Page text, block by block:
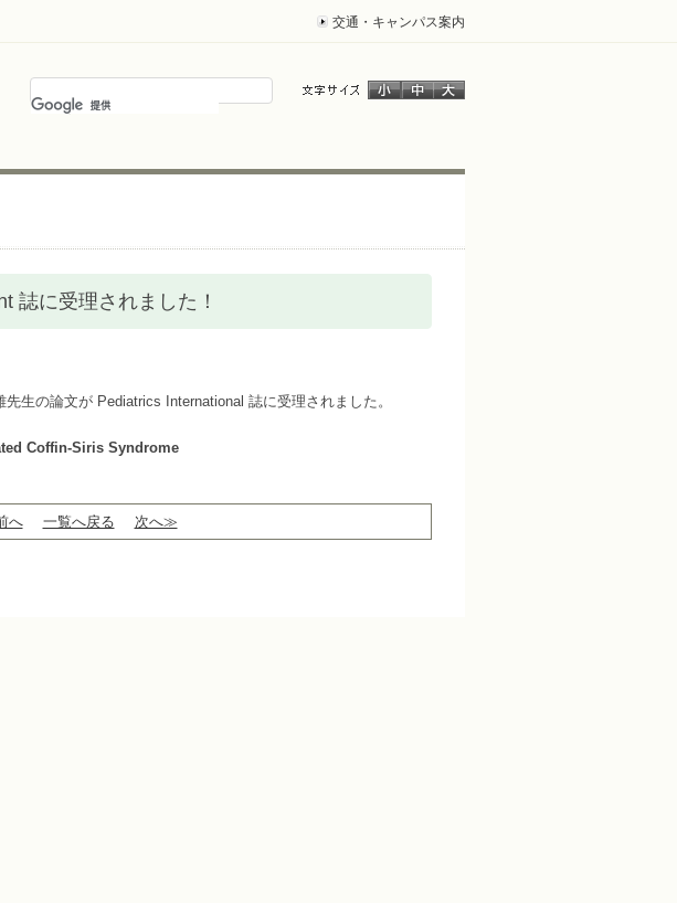
交通・キャンパス案内
誌に受理されました！
生の論文が Pediatrics International 誌に受理されました。
Coffin-Siris Syndrome
へ 一覧へ戻る 次へ≫